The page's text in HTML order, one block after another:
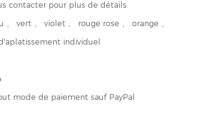
contacter pour plus de détails
、 vert 、 violet 、 rouge rose 、 orange 、
individuel
mode de paiement sauf PayPal